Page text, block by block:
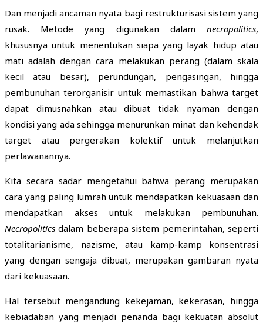
Dan menjadi ancaman nyata bagi restrukturisasi sistem yang
rusak. Metode yang digunakan dalam necropolitics,
khususnya untuk menentukan siapa yang layak hidup atau
mati adalah dengan cara melakukan perang (dalam skala
kecil atau besar), perundungan, pengasingan, hingga
pembunuhan terorganisir untuk memastikan bahwa target
dapat dimusnahkan atau dibuat tidak nyaman dengan
kondisi yang ada sehingga menurunkan minat dan kehendak
target atau pergerakan kolektif untuk melanjutkan
perlawanannya.
Kita secara sadar mengetahui bahwa perang merupakan
cara yang paling lumrah untuk mendapatkan kekuasaan dan
mendapatkan akses untuk melakukan pembunuhan.
Necropoliticsdalam beberapa sistem pemerintahan, seperti
totalitarianisme, nazisme, atau kamp-kamp konsentrasi
yang dengan sengaja dibuat, merupakan gambaran nyata
dari kekuasaan.
Hal tersebut mengandung kekejaman, kekerasan, hingga
kebiadaban yang menjadi penanda bagi kekuatan absolut